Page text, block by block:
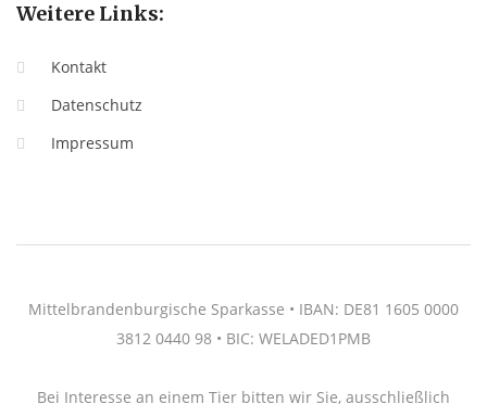
Weitere Links:
Kontakt
Datenschutz
Impressum
Mittelbrandenburgische Sparkasse • IBAN: DE81 1605 0000
3812 0440 98 • BIC: WELADED1PMB
Bei Interesse an einem Tier bitten wir Sie, ausschließlich